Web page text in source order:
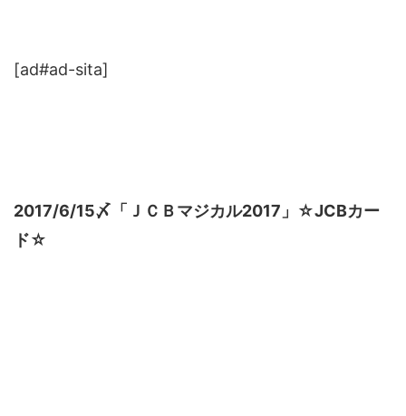
[ad#ad-sita]
2017/6/15〆「ＪＣＢマジカル2017」☆JCBカー
ド☆